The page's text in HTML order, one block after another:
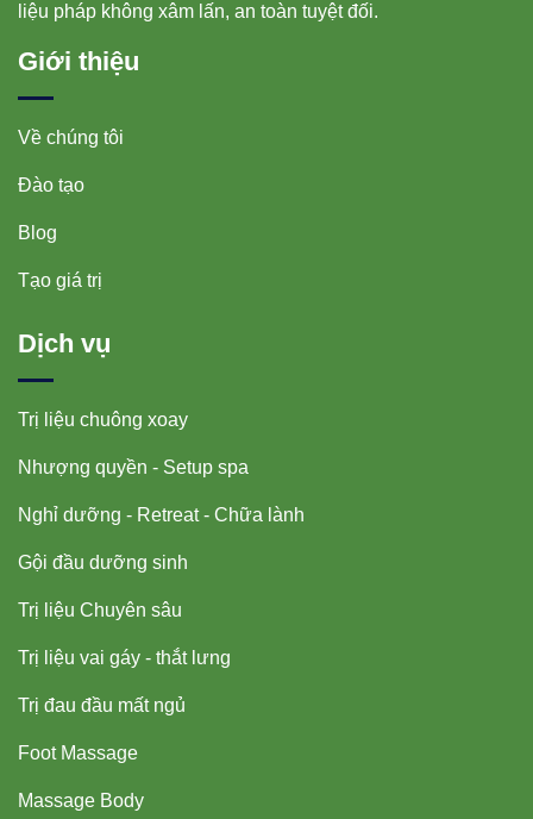
liệu pháp không xâm lấn, an toàn tuyệt đối.
Giới thiệu
Về chúng tôi
Đào tạo
Blog
Tạo giá trị
Dịch vụ
Trị liệu chuông xoay
Nhượng quyền - Setup spa
Nghỉ dưỡng - Retreat - Chữa lành
Gội đầu dưỡng sinh
Trị liệu Chuyên sâu
Trị liệu vai gáy - thắt lưng
Trị đau đầu mất ngủ
Foot Massage
Massage Body